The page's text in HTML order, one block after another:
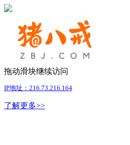
拖动滑块继续访问
IP地址：216.73.216.164
了解更多>>